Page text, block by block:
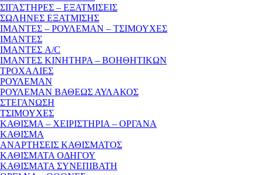
ΣΙΓΑΣΤΗΡΕΣ – ΕΞΑΤΜΙΣΕΙΣ
ΣΩΛΗΝΕΣ ΕΞΑΤΜΙΣΗΣ
ΙΜΑΝΤΕΣ – ΡΟΥΛΕΜΑΝ – ΤΣΙΜΟΥΧΕΣ
ΙΜΑΝΤΕΣ
ΙΜΑΝΤΕΣ A/C
ΙΜΑΝΤΕΣ ΚΙΝΗΤΗΡΑ – ΒΟΗΘΗΤΙΚΩΝ
ΤΡΟΧΑΛΙΕΣ
ΡΟΥΛΕΜΑΝ
ΡΟΥΛΕΜΑΝ ΒΑΘΕΩΣ ΑΥΛΑΚΟΣ
ΣΤΕΓΑΝΩΣΗ
ΤΣΙΜΟΥΧΕΣ
ΚΑΘΙΣΜΑ – ΧΕΙΡΙΣΤΗΡΙΑ – ΟΡΓΑΝΑ
ΚΑΘΙΣΜΑ
ΑΝΑΡΤΗΣΕΙΣ ΚΑΘΙΣΜΑΤΟΣ
ΚΑΘΙΣΜΑΤΑ ΟΔΗΓΟΥ
ΚΑΘΙΣΜΑΤΑ ΣΥΝΕΠΙΒΑΤΗ